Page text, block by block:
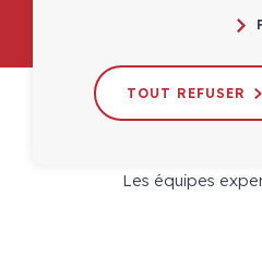
Les équipes
TOUT REFUSER